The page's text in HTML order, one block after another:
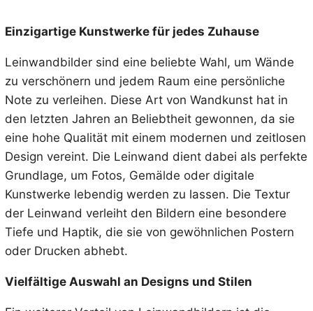
Einzigartige Kunstwerke für jedes Zuhause
Leinwandbilder sind eine beliebte Wahl, um Wände
zu verschönern und jedem Raum eine persönliche
Note zu verleihen. Diese Art von Wandkunst hat in
den letzten Jahren an Beliebtheit gewonnen, da sie
eine hohe Qualität mit einem modernen und zeitlosen
Design vereint. Die Leinwand dient dabei als perfekte
Grundlage, um Fotos, Gemälde oder digitale
Kunstwerke lebendig werden zu lassen. Die Textur
der Leinwand verleiht den Bildern eine besondere
Tiefe und Haptik, die sie von gewöhnlichen Postern
oder Drucken abhebt.
Vielfältige Auswahl an Designs und Stilen